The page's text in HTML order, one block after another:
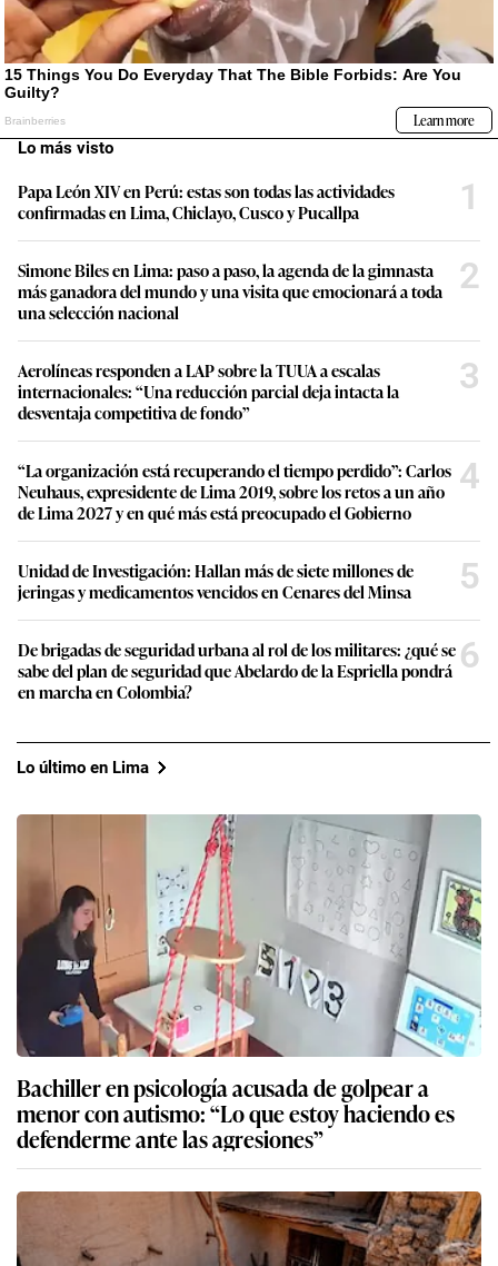
Lo más visto
Papa León XIV en Perú: estas son todas las actividades
confirmadas en Lima, Chiclayo, Cusco y Pucallpa
1
Simone Biles en Lima: paso a paso, la agenda de la gimnasta
más ganadora del mundo y una visita que emocionará a toda
una selección nacional
2
Aerolíneas responden a LAP sobre la TUUA a escalas
internacionales: “Una reducción parcial deja intacta la
desventaja competitiva de fondo”
3
“La organización está recuperando el tiempo perdido”: Carlos
Neuhaus, expresidente de Lima 2019, sobre los retos a un año
de Lima 2027 y en qué más está preocupado el Gobierno
4
Unidad de Investigación: Hallan más de siete millones de
jeringas y medicamentos vencidos en Cenares del Minsa
5
De brigadas de seguridad urbana al rol de los militares: ¿qué se
sabe del plan de seguridad que Abelardo de la Espriella pondrá
en marcha en Colombia?
6
Lo último en Lima
Bachiller en psicología acusada de golpear a
menor con autismo: “Lo que estoy haciendo es
defenderme ante las agresiones”